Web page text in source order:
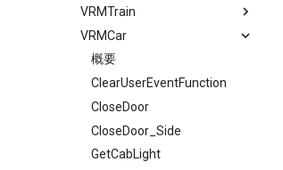
VRMTrain
VRMCar
概要
ClearUserEventFunction
CloseDoor
CloseDoor_Side
GetCabLight